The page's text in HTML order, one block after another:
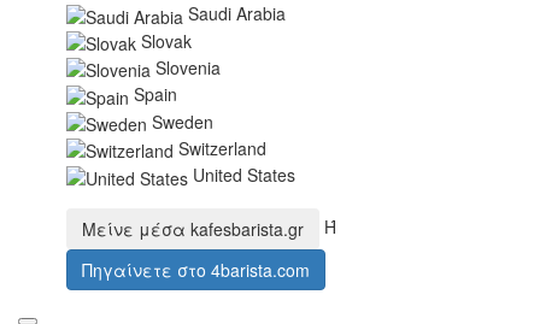
Saudi Arabia
Slovak
Slovenia
Spain
Sweden
Switzerland
United States
Μείνε μέσα kafesbarista.gr
Ή
Πηγαίνετε στο 4barista.com